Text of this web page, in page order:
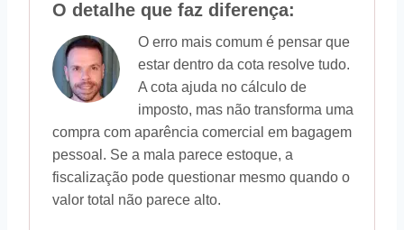
O detalhe que faz diferença:
O erro mais comum é pensar que
estar dentro da cota resolve tudo.
A cota ajuda no cálculo de
imposto, mas não transforma uma
compra com aparência comercial em bagagem
pessoal. Se a mala parece estoque, a
fiscalização pode questionar mesmo quando o
valor total não parece alto.